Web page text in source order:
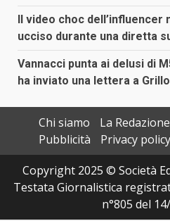
Il video choc dell’influencer
ucciso durante una diretta
Vannacci punta ai delusi di
ha inviato una lettera a
Chi siamo
La
Pubblicità
Privacy policy
Copyright 2025 © Società
Testata Giornalistica
n°805 del